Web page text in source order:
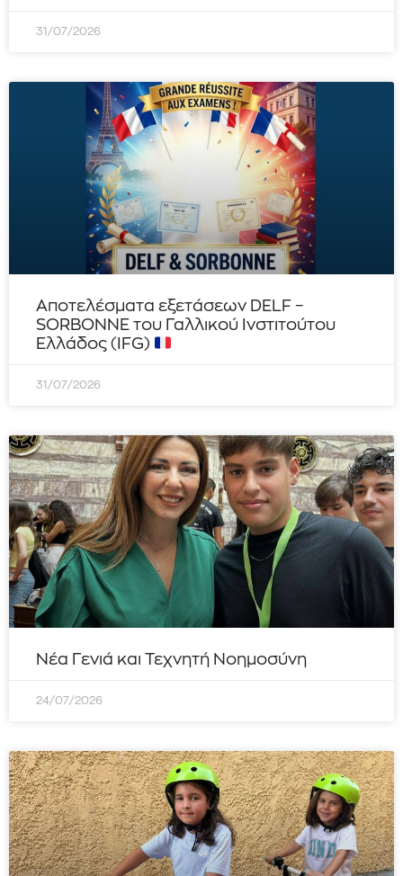
31/07/2026
Αποτελέσματα εξετάσεων DELF –
SORBONNE του Γαλλικού Ινστιτούτου
Ελλάδος (IFG)
31/07/2026
Νέα Γενιά και Τεχνητή Νοημοσύνη
24/07/2026